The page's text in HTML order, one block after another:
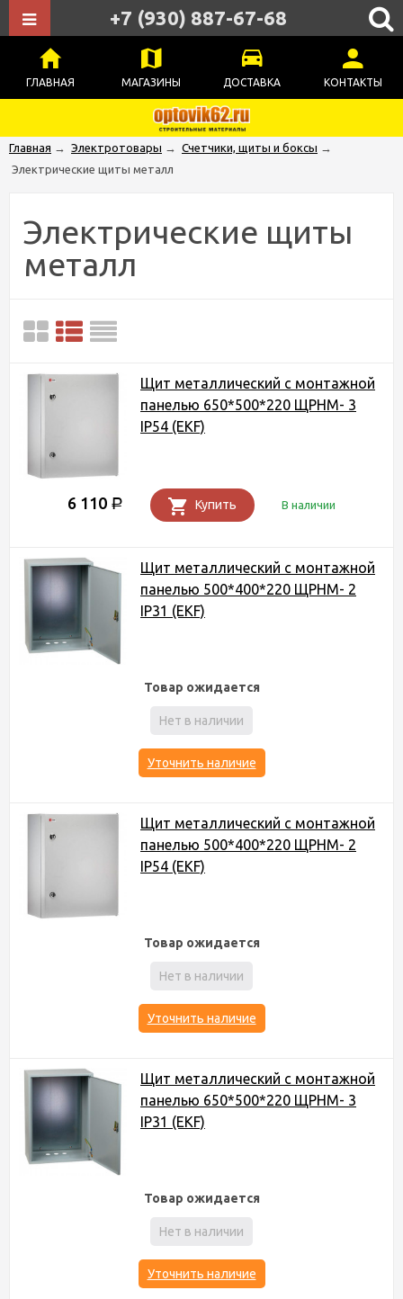
ГЛАВНАЯ МАГАЗИНЫ ДОСТАВКА КОНТАКТЫ
+7 (930) 887-67-68
Главная → Электротовары → Счетчики, щиты и боксы →
Электрические щиты металл
Электрические щиты
металл
Щит металлический c монтажной
панелью 650*500*220 ЩРНМ- 3
IP54 (EKF)
6 110 Р Купить В наличии
Щит металлический c монтажной
панелью 500*400*220 ЩРНМ- 2
IP31 (EKF)
Товар ожидается
Нет в наличии
Уточнить наличие
Щит металлический c монтажной
панелью 500*400*220 ЩРНМ- 2
IP54 (EKF)
Товар ожидается
Нет в наличии
Уточнить наличие
Щит металлический c монтажной
панелью 650*500*220 ЩРНМ- 3
IP31 (EKF)
Товар ожидается
Нет в наличии
Уточнить наличие